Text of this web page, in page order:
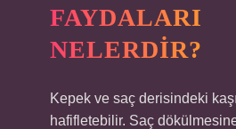
FAYDALARI
NELERDIR?
Kepek ve saç derisindeki
hafifletebilir. Saç